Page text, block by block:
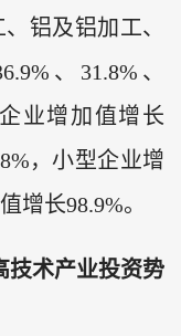
铝及铝加工、
、31.8%、
业增加值增长
，小型企业增
增长98.9%。
技术产业投资势